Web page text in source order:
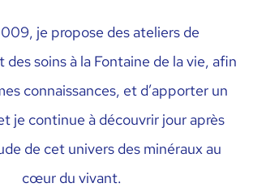
je propose des ateliers de
soins à la Fontaine de la vie, afin
connaissances, et d’apporter un
je continue à découvrir jour après
de cet univers des minéraux au
cœur du vivant.